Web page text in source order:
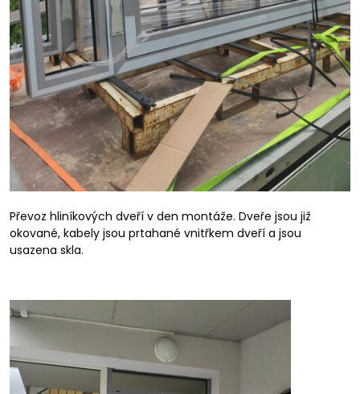
Převoz hliníkových dveří v den montáže. Dveře jsou již
okované, kabely jsou prtahané vnitřkem dveří a jsou
usazena skla.